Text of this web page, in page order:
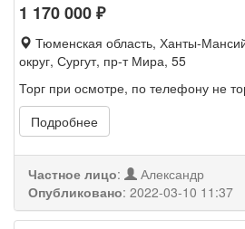
1 170 000₽
Тюменская область, Ханты-
округ, Сургут, пр-т Мира, 55
Торг при осмотре, по телефону не
Подробнее
Частное лицо:
Александр
Опубликовано: 2022-03-10 11:37